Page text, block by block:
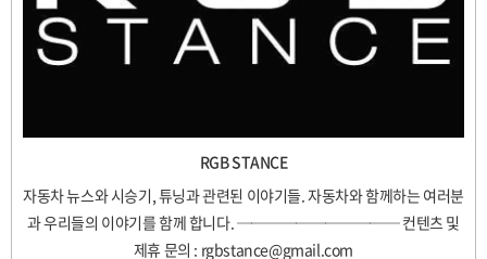
RGB STANCE
자동차 뉴스와 시승기, 튜닝과 관련된 이야기들. 자동차와 함께하는 여러분
과 우리들의 이야기를 함께 합니다. ─────────── 컨텐츠 및
제휴 문의 : rgbstance@gmail.com